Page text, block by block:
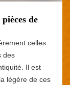
de
celles
des
Il est
légère de ces